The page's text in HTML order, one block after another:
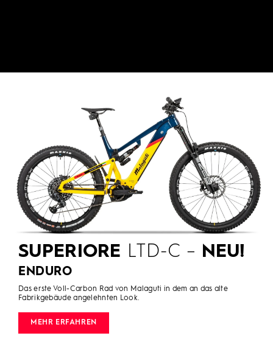
SUPERIORE LTD-C – NEU!
ENDURO
Das erste Voll-Carbon Rad von Malaguti in dem an das alte
Fabrikgebäude angelehnten Look.
MEHR ERFAHREN